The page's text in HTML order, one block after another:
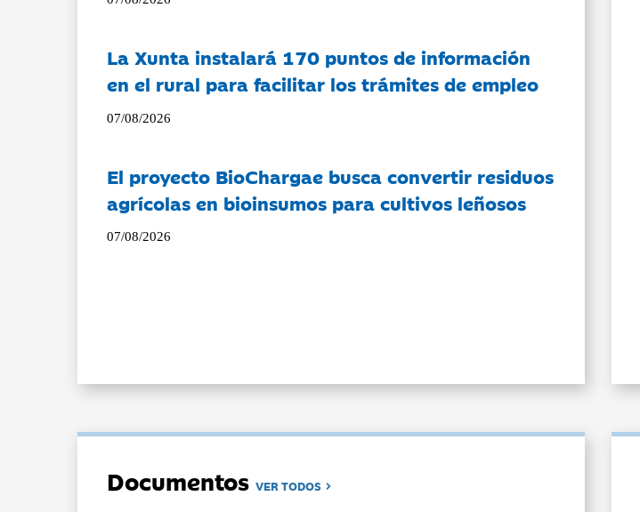
La Xunta instalará 170 puntos de información
en el rural para facilitar los trámites de empleo
07/08/2026
El proyecto BioChargae busca convertir residuos
agrícolas en bioinsumos para cultivos leñosos
07/08/2026
DocumentosVER TODOS